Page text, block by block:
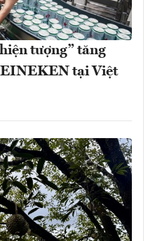
tượng” tăng
tại Việt